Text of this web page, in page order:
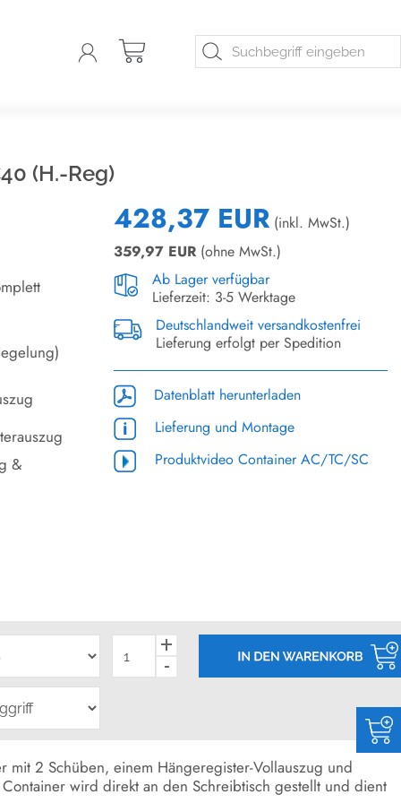
(H.-Reg)
&
428,37 EUR (inkl. MwSt.)
359,97 EUR (ohne MwSt.)
Ab Lager verfügbar
Lieferzeit: 3-5 Werktage
Deutschlandweit versandkostenfrei
Lieferung erfolgt per Spedition
Datenblatt herunterladen
Lieferung und Montage
Produktvideo Container AC/TC/SC
mit 2 Schüben, einem Hängeregister-Vollauszug und
wird direkt an den Schreibtisch gestellt und dient